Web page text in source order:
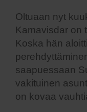
Oltuaan nyt
Kamavisdar on
Koska hän
saapuessaan
vakituinen
on kovaa